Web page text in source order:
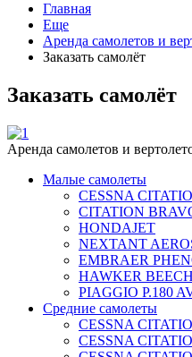
Главная
Еще
Аренда самолетов и
Заказать самолёт
Заказать самолёт
Аренда самолетов и
Малые самолеты
CESSNA
CITATION
HONDAJET
NEXTANT
EMBRAER
HAWKER
PIAGGIO P.180
Средние самолеты
CESSNA
CESSNA